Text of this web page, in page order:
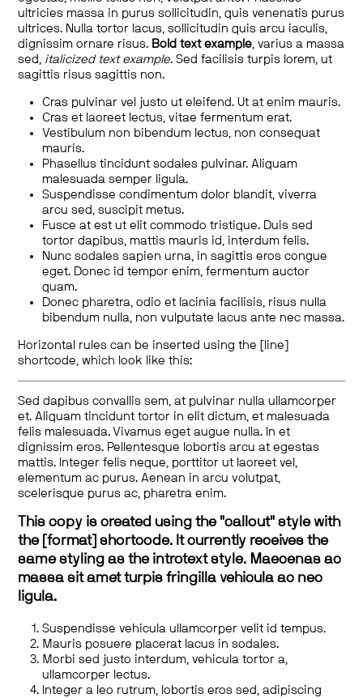
ultricies massa in purus sollicitudin, quis venenatis purus
ultrices. Nulla tortor lacus, sollicitudin quis arcu iaculis,
dignissim ornare risus. Bold text example, varius a massa
sed, italicized text example. Sed facilisis turpis lorem, ut
sagittis risus sagittis non.
Cras pulvinar vel justo ut eleifend. Ut at enim mauris.
Cras et laoreet lectus, vitae fermentum erat.
Vestibulum non bibendum lectus, non consequat
mauris.
Phasellus tincidunt sodales pulvinar. Aliquam
malesuada semper ligula.
Suspendisse condimentum dolor blandit, viverra
arcu sed, suscipit metus.
Fusce at est ut elit commodo tristique. Duis sed
tortor dapibus, mattis mauris id, interdum felis.
Nunc sodales sapien urna, in sagittis eros congue
eget. Donec id tempor enim, fermentum auctor
quam.
Donec pharetra, odio et lacinia facilisis, risus nulla
bibendum nulla, non vulputate lacus ante nec massa.
Horizontal rules can be inserted using the [line]
shortcode, which look like this:
Sed dapibus convallis sem, at pulvinar nulla ullamcorper
et. Aliquam tincidunt tortor in elit dictum, et malesuada
felis malesuada. Vivamus eget augue nulla. In et
dignissim eros. Pellentesque lobortis arcu at egestas
mattis. Integer felis neque, porttitor ut laoreet vel,
elementum ac purus. Aenean in arcu volutpat,
scelerisque purus ac, pharetra enim.
This copy is created using the "callout" style with
the [format] shortcode. It currently receives the
same styling as the introtext style. Maecenas ac
massa sit amet turpis fringilla vehicula ac nec
ligula.
Suspendisse vehicula ullamcorper velit id tempus.
Mauris posuere placerat lacus in sodales.
Morbi sed justo interdum, vehicula tortor a,
ullamcorper lectus.
Integer a leo rutrum, lobortis eros sed, adipiscing